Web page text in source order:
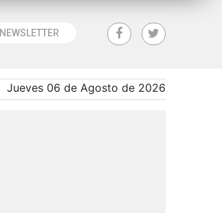
NEWSLETTER
Jueves 06 de Agosto de 2026